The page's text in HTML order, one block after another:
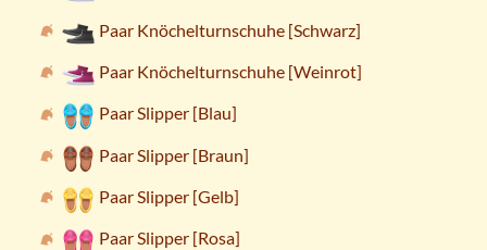
Paar Knöchelturnschuhe [Schwarz]
Paar Knöchelturnschuhe [Weinrot]
Paar Slipper [Blau]
Paar Slipper [Braun]
Paar Slipper [Gelb]
Paar Slipper [Rosa]